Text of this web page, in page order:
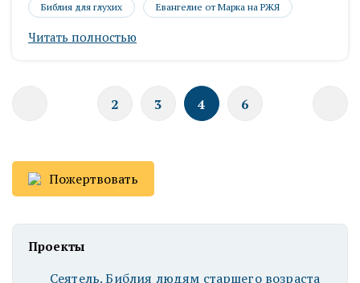
Библия для глухих Евангелие от Марка на РЖЯ
Читать полностью
2 3 4 6
Пожертвовать
Проекты
Сеятель. Библия людям старшего возраста